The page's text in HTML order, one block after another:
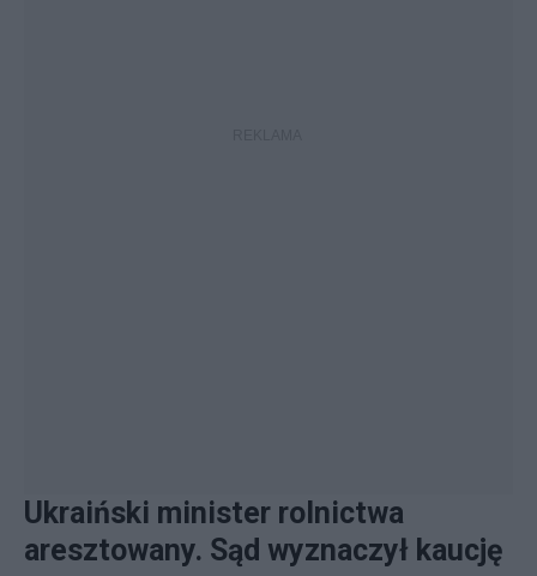
Ukraiński minister rolnictwa
aresztowany. Sąd wyznaczył kaucję